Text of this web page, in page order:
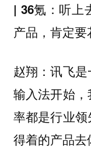
| 36氪：听上
产品，肯定要
赵翔：讯飞
输入法开始
率都是行业
得着的产品去